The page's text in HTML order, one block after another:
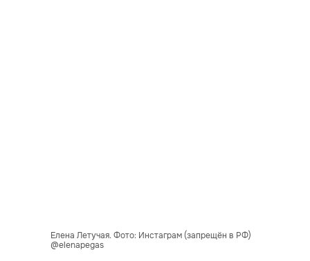
Елена Летучая. Фото: Инстаграм (запрещён в РФ)
@elenapegas